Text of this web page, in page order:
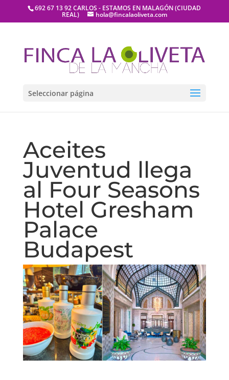
692 67 13 92 CARLOS - ESTAMOS EN MALAGÓN (CIUDAD
REAL) hola@fincalaoliveta.com
Seleccionar página
Aceites
Juventud llega
al Four Seasons
Hotel Gresham
Palace
Budapest